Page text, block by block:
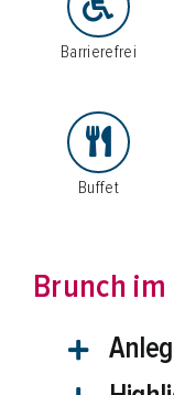
Barrierefrei
Buffet
Brunch
Schiff
Events an
Planung &